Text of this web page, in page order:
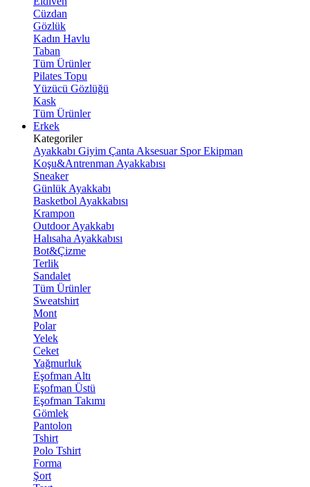
Cüzdan
Gözlük
Kadın Havlu
Taban
Tüm Ürünler
Pilates Topu
Yüzücü Gözlüğü
Kask
Tüm Ürünler
Erkek
Kategoriler
Ayakkabı Giyim Çanta Aksesuar Spor Ekipman
Koşu&Antrenman Ayakkabısı
Sneaker
Günlük Ayakkabı
Basketbol Ayakkabısı
Krampon
Outdoor Ayakkabı
Halısaha Ayakkabısı
Bot&Çizme
Terlik
Sandalet
Tüm Ürünler
Sweatshirt
Mont
Polar
Yelek
Ceket
Yağmurluk
Eşofman Altı
Eşofman Üstü
Eşofman Takımı
Gömlek
Pantolon
Tshirt
Polo Tshirt
Forma
Şort